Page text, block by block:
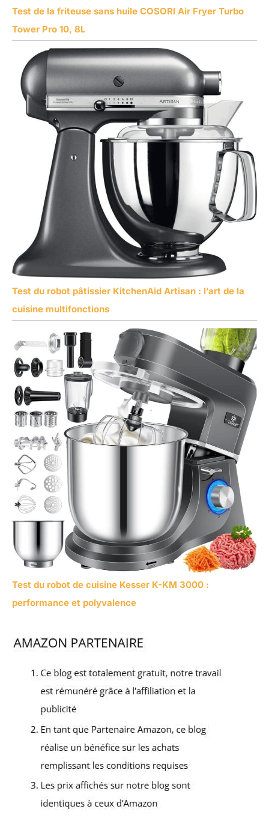
Test de la friteuse sans huile COSORI Air Fryer Turbo
Tower Pro 10, 8L
Test du robot pâtissier KitchenAid Artisan : l’art de la
cuisine multifonctions
Test du robot de cuisine Kesser K-KM 3000 :
performance et polyvalence